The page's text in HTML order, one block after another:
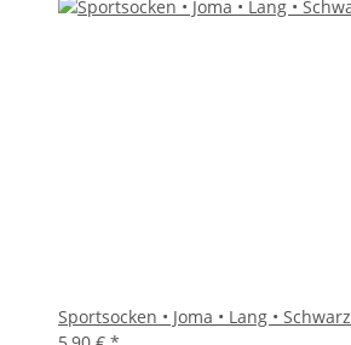
Sportsocken • Joma • Lang • Schwarz